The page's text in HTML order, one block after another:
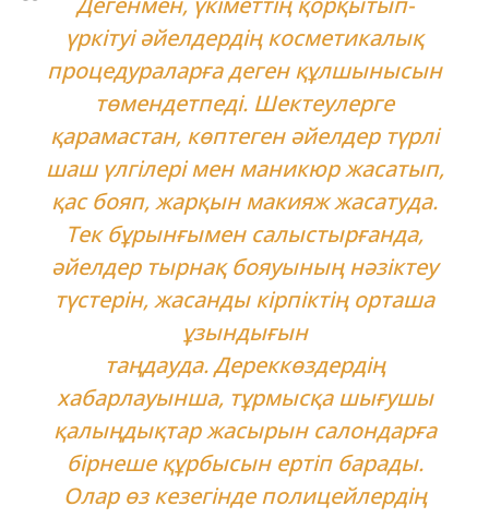
үркітуі әйелдердің косметикалық
процедураларға деген құлшынысын
төмендетпеді. Шектеулерге
қарамастан, көптеген әйелдер түрлі
шаш үлгілері мен маникюр жасатып,
қас бояп, жарқын макияж жасатуда.
Тек бұрынғымен салыстырғанда,
әйелдер тырнақ бояуының нәзіктеу
түстерін, жасанды кірпіктің орташа
ұзындығын
таңдауда. Дереккөздердің
хабарлауынша, тұрмысқа шығушы
қалыңдықтар жасырын салондарға
бірнеше құрбысын ертіп барады.
Олар өз кезегінде полицейлердің